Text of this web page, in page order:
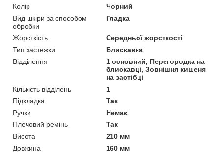
Колір
Чорний
Вид шкіри за способом
обробки
Гладка
Жорсткість
Середньої жорсткості
Тип застежки
Блискавка
Відділення
1 основний, Перегородка на
блискавці, Зовнішня кишеня
на застібці
Кількість відділень
1
Підкладка
Так
Ручки
Немає
Плечовий ремінь
Так
Висота
210 мм
Довжина
160 мм